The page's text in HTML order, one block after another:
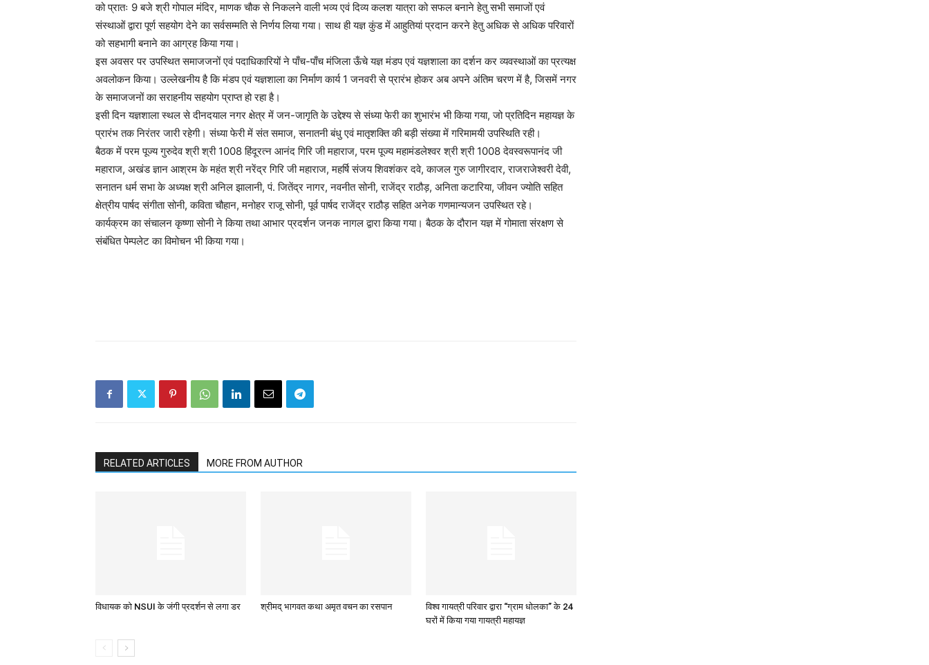
को प्रातः 9 बजे श्री गोपाल मंदिर, माणक चौक से निकलने वाली भव्य एवं दिव्य कलश यात्रा को सफल बनाने हेतु सभी समाजों एवं
संस्थाओं द्वारा पूर्ण सहयोग देने का सर्वसम्मति से निर्णय लिया गया। साथ ही यज्ञ कुंड में आहुतियां प्रदान करने हेतु अधिक से अधिक परिवारों
को सहभागी बनाने का आग्रह किया गया।
इस अवसर पर उपस्थित समाजजनों एवं पदाधिकारियों ने पाँच-पाँच मंजिला ऊँचे यज्ञ मंडप एवं यज्ञशाला का दर्शन कर व्यवस्थाओं का प्रत्यक्ष
अवलोकन किया। उल्लेखनीय है कि मंडप एवं यज्ञशाला का निर्माण कार्य 1 जनवरी से प्रारंभ होकर अब अपने अंतिम चरण में है, जिसमें नगर
के समाजजनों का सराहनीय सहयोग प्राप्त हो रहा है।
इसी दिन यज्ञशाला स्थल से दीनदयाल नगर क्षेत्र में जन-जागृति के उद्देश्य से संध्या फेरी का शुभारंभ भी किया गया, जो प्रतिदिन महायज्ञ के
प्रारंभ तक निरंतर जारी रहेगी। संध्या फेरी में संत समाज, सनातनी बंधु एवं मातृशक्ति की बड़ी संख्या में गरिमामयी उपस्थिति रही।
बैठक में परम पूज्य गुरुदेव श्री श्री 1008 हिंदूरत्न आनंद गिरि जी महाराज, परम पूज्य महामंडलेश्वर श्री श्री 1008 देवस्वरूपानंद जी
महाराज, अखंड ज्ञान आश्रम के महंत श्री नरेंद्र गिरि जी महाराज, महर्षि संजय शिवशंकर दवे, काजल गुरु जागीरदार, राजराजेश्वरी देवी,
सनातन धर्म सभा के अध्यक्ष श्री अनिल झालानी, पं. जितेंद्र नागर, नवनीत सोनी, राजेंद्र राठौड़, अनिता कटारिया, जीवन ज्योति सहित
क्षेत्रीय पार्षद संगीता सोनी, कविता चौहान, मनोहर राजू सोनी, पूर्व पार्षद राजेंद्र राठौड़ सहित अनेक गणमान्यजन उपस्थित रहे।
कार्यक्रम का संचालन कृष्णा सोनी ने किया तथा आभार प्रदर्शन जनक नागल द्वारा किया गया। बैठक के दौरान यज्ञ में गोमाता संरक्षण से
संबंधित पेम्पलेट का विमोचन भी किया गया।
RELATED ARTICLES MORE FROM AUTHOR
विधायक को NSUI के जंगी प्रदर्शन से लगा डर श्रीमद् भागवत कथा अमृत वचन का रसपान
विश्व गायत्री परिवार द्वारा “ग्राम धोलका” के 24
घरों में किया गया गायत्री महायज्ञ